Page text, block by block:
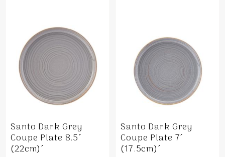
Santo Dark Grey
Coupe Plate 8.5´
(22cm)´
Santo Dark Grey
Coupe Plate 7´
(17.5cm)´